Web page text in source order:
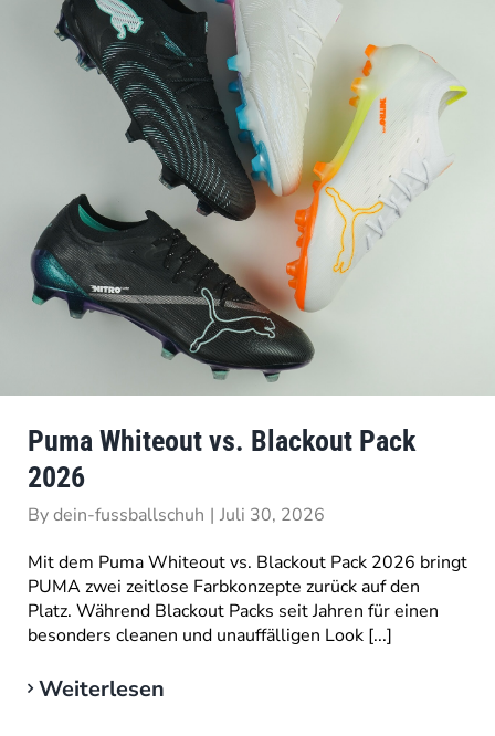
Puma Whiteout vs. Blackout Pack
2026
Bydein-fussballschuh | Juli 30, 2026
Mit dem Puma Whiteout vs. Blackout Pack 2026 bringt
PUMA zwei zeitlose Farbkonzepte zurück auf den
Platz. Während Blackout Packs seit Jahren für einen
besonders cleanen und unauffälligen Look [...]
Weiterlesen